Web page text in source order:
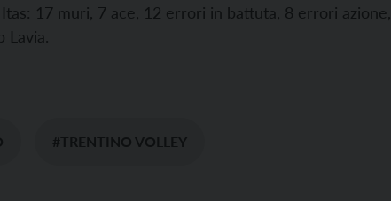
17 muri, 7 ace, 12 errori in battuta, 8 errori azione,
Lavia.
#TRENTINO VOLLEY